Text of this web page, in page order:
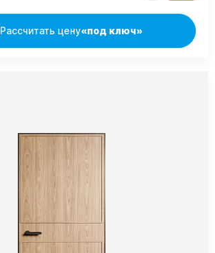
Рассчитать цену«под ключ»